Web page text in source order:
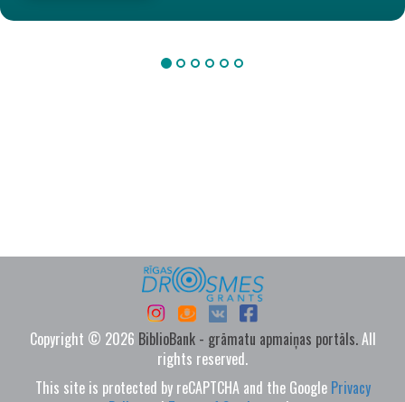
Copyright © 2026 BiblioBank - grāmatu apmaiņas portāls.All
rights reserved.
This site is protected by reCAPTCHA and the Google Privacy